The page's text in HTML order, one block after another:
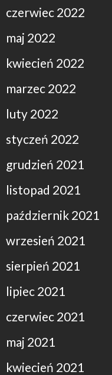
czerwiec 2022
maj 2022
kwiecień 2022
marzec 2022
luty 2022
styczeń 2022
grudzień 2021
listopad 2021
październik 2021
wrzesień 2021
sierpień 2021
lipiec 2021
czerwiec 2021
maj 2021
kwiecień 2021